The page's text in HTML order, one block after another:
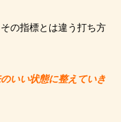
の指標とは違う打ち方
いい状態に整えていき